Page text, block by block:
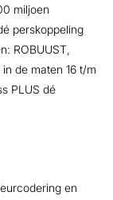
miljoen
perskoppeling
ROBUUST,
in de maten 16 t/m
PLUS dé
en